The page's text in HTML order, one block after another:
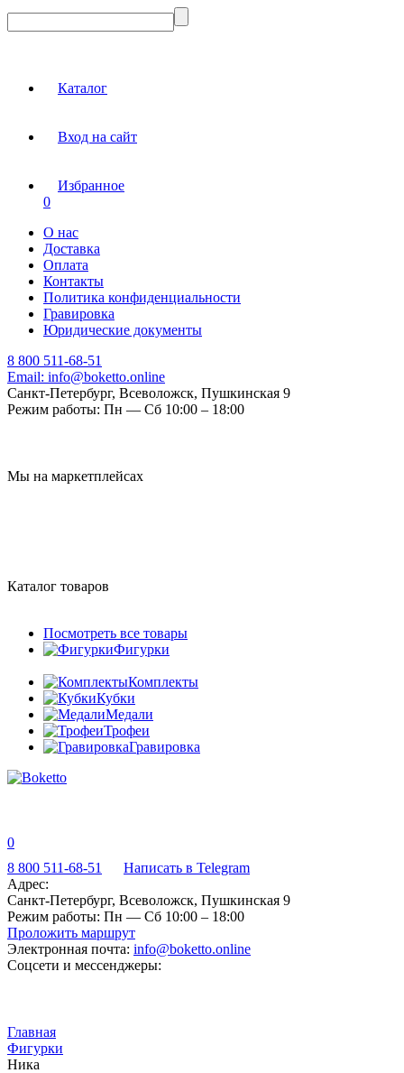
Каталог
Вход на сайт
Избранное
0
О нас
Доставка
Оплата
Контакты
Политика конфиденциальности
Гравировка
Юридические документы
8 800 511-68-51
Email: info@boketto.online
Санкт-Петербург, Всеволожск, Пушкинская 9
Режим работы: Пн — Сб 10:00 – 18:00
Мы на маркетплейсах
Каталог товаров
Посмотреть все товары
Фигурки
Комплекты
Кубки
Медали
Трофеи
Гравировка
0
8 800 511-68-51
Написать в Telegram
Адрес:
Санкт-Петербург, Всеволожск, Пушкинская 9
Режим работы: Пн — Сб 10:00 – 18:00
Проложить маршрут
Электронная почта: info@boketto.online
Соцсети и мессенджеры:
Главная
Фигурки
Ника